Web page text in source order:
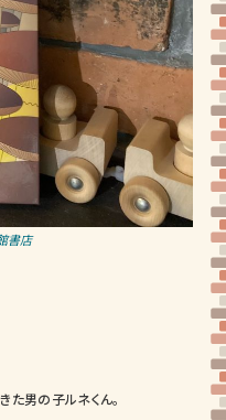
書店
男の子ルネくん。